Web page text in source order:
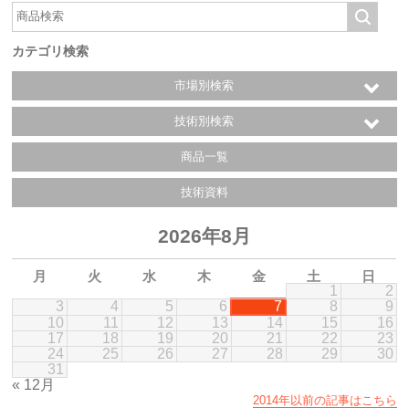
カテゴリ検索
市場別検索
技術別検索
商品一覧
技術資料
2026年8月
月 火 水 木 金 土
日
1
2
3
4 5 6 7 8
9
10
11 12 13 14 15
16
17
18 19 20 21 22
23
24
25 26 27 28 29
30
31
« 12月
2014年以前の記事はこちら